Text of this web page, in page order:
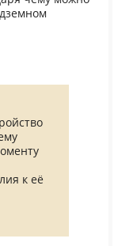
к её